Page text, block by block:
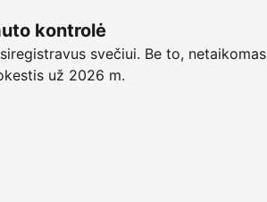
kontrolė
svečiui. Be to, netaikomas
už 2026 m.